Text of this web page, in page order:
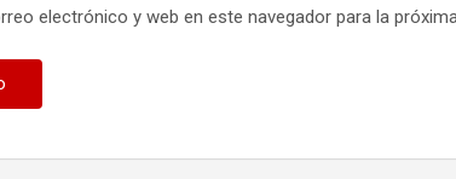
electrónico y web en este navegador para la